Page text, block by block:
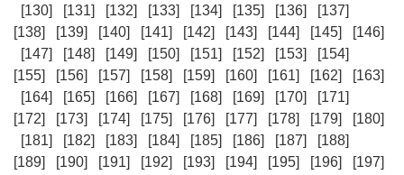
[130]
[131] [132] [133] [134] [135] [136]
[137]
[138]
[139] [140] [141] [142] [143] [144] [145]
[146]
[147]
[148] [149] [150] [151] [152] [153]
[154]
[155]
[156] [157] [158] [159] [160] [161] [162]
[163]
[164]
[165] [166] [167] [168] [169] [170]
[171]
[172]
[173] [174] [175] [176] [177] [178] [179]
[180]
[181]
[182] [183] [184] [185] [186] [187]
[188]
[189]
[190] [191] [192] [193] [194] [195] [196]
[197]